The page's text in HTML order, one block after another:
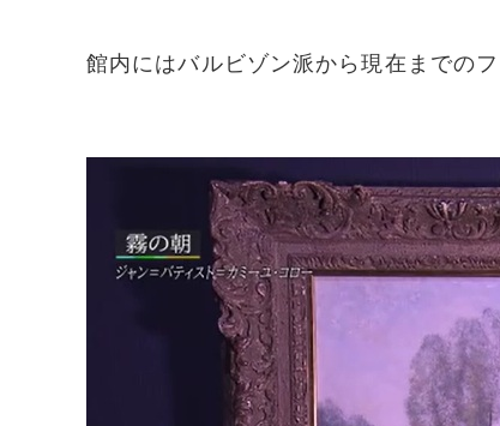
館内にはバルビゾン派から現在までの